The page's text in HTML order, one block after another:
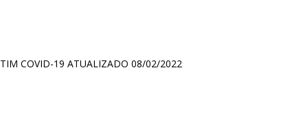
COVID-19 ATUALIZADO 08/02/2022